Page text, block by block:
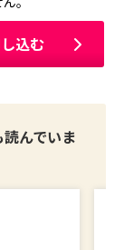
込む
んでいま